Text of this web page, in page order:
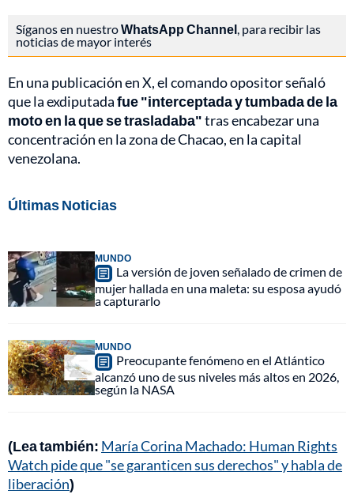
Síganos en nuestroWhatsApp Channel, para recibir las
noticias de mayor interés
En una publicación en X, el comando opositor señaló
que la exdiputadafue "interceptada y tumbada de la
moto en la que se trasladaba"tras encabezar una
concentración en la zona de Chacao, en la capital
venezolana.
Últimas Noticias
MUNDO
La versión de joven señalado de crimen de
mujer hallada en una maleta: su esposa ayudó
a capturarlo
MUNDO
Preocupante fenómeno en el Atlántico
alcanzó uno de sus niveles más altos en 2026,
según la NASA
(Lea también: María Corina Machado: Human Rights
Watch pide que "se garanticen sus derechos" y habla de
liberación)